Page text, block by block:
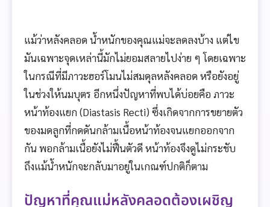
แม้ว่าหลังคลอด น้ำหนักของคุณแม่จะลดลงบ้าง แต่ไข
มันเฉพาะจุดเหล่านี้มักไม่ยอมสลายไปง่าย ๆ โดยเฉพาะ
ในกรณีที่มีภาวะฮอร์โมนไม่สมดุลหลังคลอด หรือยังอยู่
ในช่วงให้นมบุตร อีกหนึ่งปัญหาที่พบได้บ่อยคือ ภาวะ
หน้าท้องแยก (Diastasis Recti) ซึ่งเกิดจากการขยายตัว
ของมดลูกที่กดดันกล้ามเนื้อหน้าท้องจนแยกออกจาก
กัน พอกล้ามเนื้อยังไม่ฟื้นตัวดี หน้าท้องจึงดูไม่กระชับ
ถึงแม้น้ำหนักจะกลับมาอยู่ในเกณฑ์ปกติก็ตาม
ปัญหาที่คุณแม่หลังคลอดต้องเผชิญ